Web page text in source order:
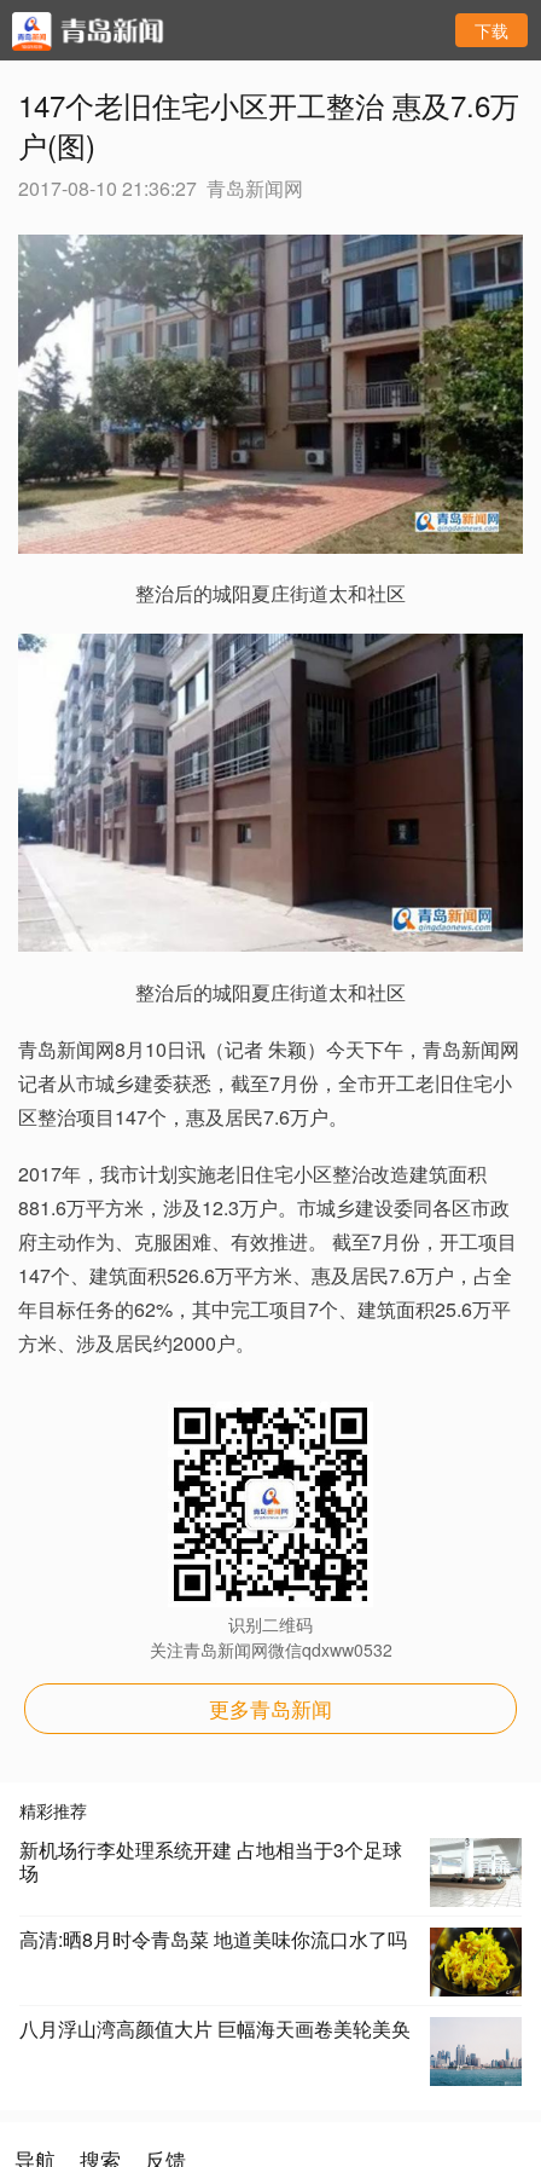
下载
147个老旧住宅小区开工整治 惠及7.6万
户(图)
2017-08-10 21:36:27 青岛新闻网
整治后的城阳夏庄街道太和社区
整治后的城阳夏庄街道太和社区
青岛新闻网8月10日讯（记者 朱颖）今天下午，青岛新闻网
记者从市城乡建委获悉，截至7月份，全市开工老旧住宅小
区整治项目147个，惠及居民7.6万户。
2017年，我市计划实施老旧住宅小区整治改造建筑面积
881.6万平方米，涉及12.3万户。市城乡建设委同各区市政
府主动作为、克服困难、有效推进。 截至7月份，开工项目
147个、建筑面积526.6万平方米、惠及居民7.6万户，占全
年目标任务的62%，其中完工项目7个、建筑面积25.6万平
方米、涉及居民约2000户。
识别二维码
关注青岛新闻网微信qdxww0532
更多青岛新闻
精彩推荐
新机场行李处理系统开建 占地相当于3个足球
场
高清:晒8月时令青岛菜 地道美味你流口水了吗
八月浮山湾高颜值大片 巨幅海天画卷美轮美奂
导航 搜索 反馈